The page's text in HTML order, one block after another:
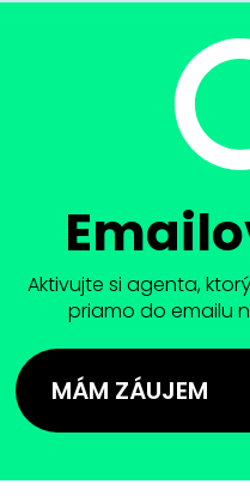
Aktivujte si agenta,
priamo do emailu
MÁM ZÁUJEM